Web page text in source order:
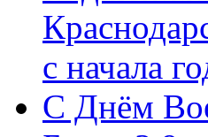
с начала
C Днём